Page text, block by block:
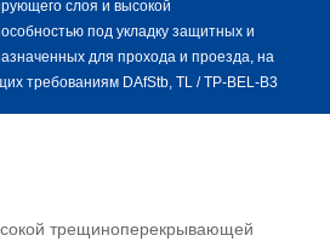
слоя и высокой
под укладку защитных и
для прохода и проезда, на
требованиям DAfStb, TL / TP-BEL-B3
трещиноперекрывающей